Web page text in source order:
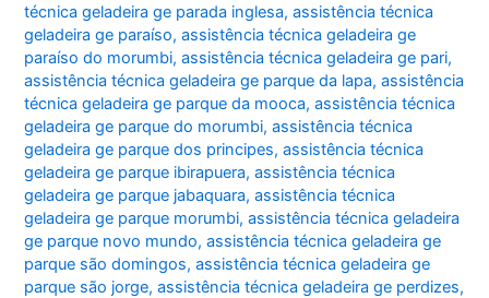
técnica geladeira ge parada inglesa,assistência técnica
geladeira ge paraíso,assistência técnica geladeira ge
paraíso do morumbi,assistência técnica geladeira ge pari,
assistência técnica geladeira ge parque da lapa,assistência
técnica geladeira ge parque da mooca,assistência técnica
geladeira ge parque do morumbi,assistência técnica
geladeira ge parque dos principes,assistência técnica
geladeira ge parque ibirapuera,assistência técnica
geladeira ge parque jabaquara,assistência técnica
geladeira ge parque morumbi,assistência técnica geladeira
ge parque novo mundo,assistência técnica geladeira ge
parque são domingos,assistência técnica geladeira ge
parque são jorge,assistência técnica geladeira ge perdizes,